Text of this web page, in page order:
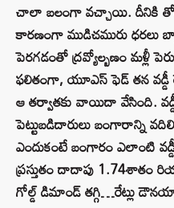
చాలా బలంగా వచ్చాయి. దీనికి
కారణంగా ముడిచమురు ధరలు
పెరగడంతో ద్రవ్యోల్బణం మళ్లీ
ఫలితంగా, యూఎస్ ఫెడ్ తన వడ్డీ
ఆ తర్వాతకు వాయిదా వేసింది. వడ్డీ
పెట్టుబడిదారులు బంగారాన్ని
ఎందుకంటే బంగారం ఎలాంటి
ప్రస్తుతం దాదాపు 1.74శాతం
గోల్డ్ డిమాండ్ తగ్గి…రేట్లు